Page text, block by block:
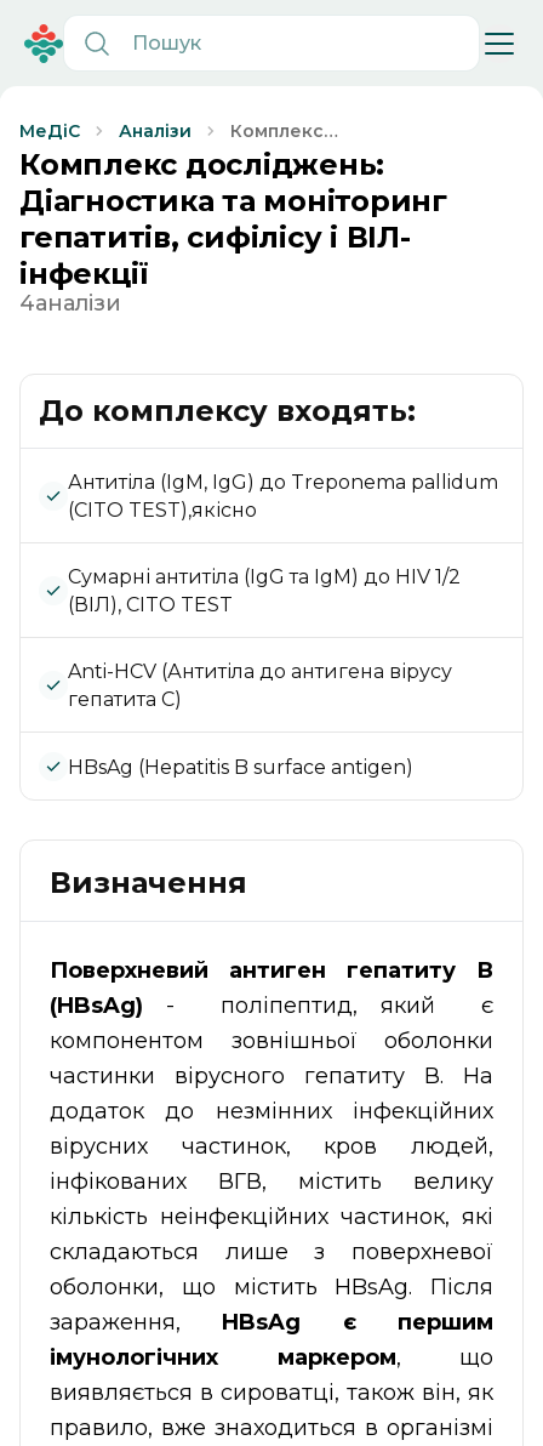
МеДіС Аналізи
Комплекс
досліджень:
Діагностика та
моніторинг
гепатитів,
сифілісу і ВІЛ-
Комплекс досліджень:
Діагностика та моніторинг
гепатитів, сифілісу і ВІЛ-
інфекції
4аналізи
До комплексу входять:
Антитіла (IgM, IgG) до Treponema pallidum
(CITO TEST),якісно
Сумарні антитіла (IgG та IgM) до HIV 1/2
(ВІЛ), CITO TEST
Anti-HCV (Антитіла до антигена вірусу
гепатита С)
HBsAg (Hepatitis B surface antigen)
Визначення
Поверхневий антиген гепатиту В
(HBsAg) - поліпептид, який є
компонентом зовнішньої оболонки
частинки вірусного гепатиту В. На
додаток до незмінних інфекційних
вірусних частинок, кров людей,
інфікованих ВГВ, містить велику
кількість неінфекційних частинок, які
складаються лише з поверхневої
оболонки, що містить HBsAg. Після
зараження, HBsAg є першим
імунологічних маркером, що
виявляється в сироватці, також він, як
правило, вже знаходиться в організмі